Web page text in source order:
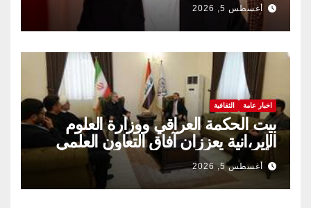
أغسطس 5, 2026
اخبار عامة الثقافية
بيت الحكمة العراقي ووزارة العلوم
الإير،انية يعززان آفاق التعاون العلمي
والثقافي.
أغسطس 5, 2026